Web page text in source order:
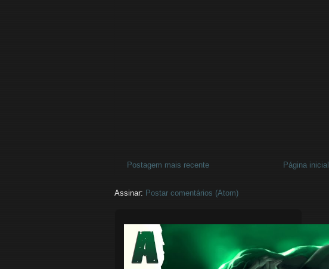
Postagem mais recente Página inicial
Assinar: Postar comentários (Atom)